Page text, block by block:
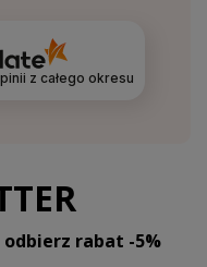
z całego okresu
rabat -5%